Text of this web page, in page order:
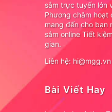
sắm trực tuyến lớn
Phương châm hoạt
mang đến cho bạn
sắm online Tiết
gian.
Liên hệ: hi@mgg.vn
Bài Viết Hay